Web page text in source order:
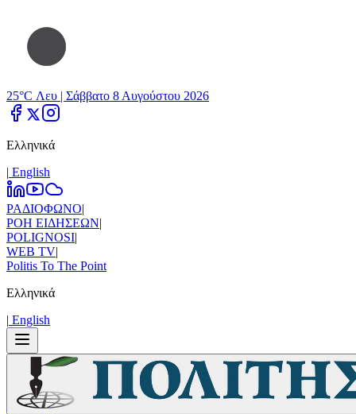
25°C Λευ | Σάββατο 8 Αυγούστου 2026
Ελληνικά
| Εnglish
ΡΑΔΙΟΦΩΝΟ|
ΡΟΗ ΕΙΔΗΣΕΩΝ|
POLIGNOSI|
WEB TV|
Politis To The Point
Ελληνικά
| Εnglish